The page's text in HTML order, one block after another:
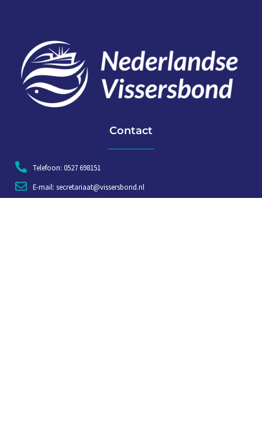
Contact
Telefoon: 0527 698151
E-mail: secretariaat@vissersbond.nl